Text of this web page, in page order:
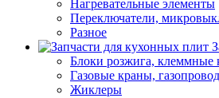
Нагревательные элементы
Переключатели,
Разное
Блоки розжига, клеммные
Газовые краны, газопровод
Жиклеры